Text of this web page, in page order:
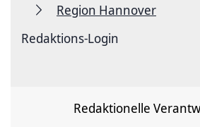
Region Hannover
Redaktions-Login
Redaktionelle